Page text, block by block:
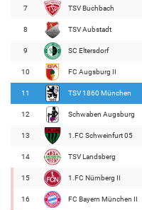
7 TSV Buchbach
8 TSV Aubstadt
9 SC Eltersdorf
10 FC Augsburg II
11 TSV 1860 München
12 Schwaben Augsburg
13 1.FC Schweinfurt 05
14 TSV Landsberg
15 1.FC Nürnberg II
16 FC Bayern München II